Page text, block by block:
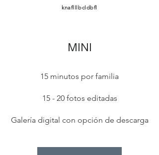
knaflllbcldbfl
MINI
15 minutos por familia
15 - 20 fotos editadas
Galería digital con opción de descarga